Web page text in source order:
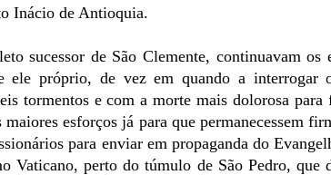
Inácio de Antioquia.
sucessor de São Clemente, continuavam os
ele próprio, de vez em quando a
tormentos e com a morte mais dolorosa
esforços já para que permanecessem
para enviar em propaganda do
Vaticano, perto do túmulo de São Pedro, que